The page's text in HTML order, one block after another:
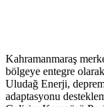
Kahramanmaraş
bölgeye entegre
Uludağ Enerji,
adaptasyonu